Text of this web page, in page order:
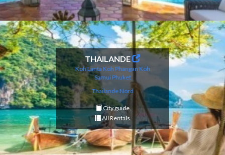
THAILANDE
Koh Lanta Koh Phangan Koh
Samui Phuket
Thailande Nord
City guide
All Rentals